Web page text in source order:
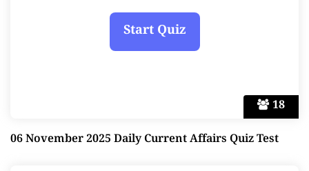
18
06 November 2025 Daily Current Affairs Quiz Test